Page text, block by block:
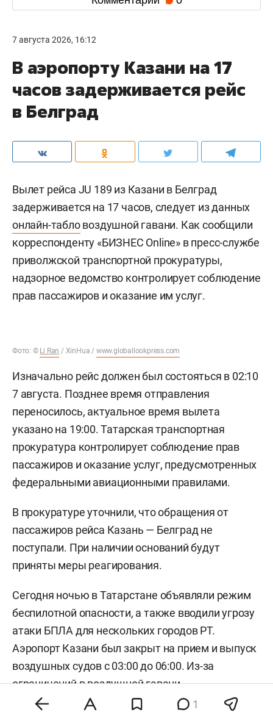
7 августа 2026, 16:12
В аэропорту Казани на 17
часов задерживается рейс
в Белград
Вылет рейса JU 189 из Казани в Белград
задерживается на 17 часов, следует из данных
онлайн-табловоздушной гавани. Как сообщили
корреспонденту «БИЗНЕС Online» в пресс-службе
приволжской транспортной прокуратуры,
надзорное ведомство контролирует соблюдение
прав пассажиров и оказание им услуг.
Фото: © Li Ran / XinHua / www.globallookpress.com
Изначально рейс должен был состояться в 02:10
7 августа. Позднее время отправления
переносилось, актуальное время вылета
указано на 19:00. Татарская транспортная
прокуратура контролирует соблюдение прав
пассажиров и оказание услуг, предусмотренных
федеральными авиационными правилами.
В прокуратуре уточнили, что обращения от
пассажиров рейса Казань — Белград не
поступали. При наличии оснований будут
приняты меры реагирования.
Сегодня ночью в Татарстане объявляли режим
беспилотной опасности, а также вводили угрозу
атаки БПЛА для нескольких городов РТ.
Аэропорт Казани был закрыт на прием и выпуск
воздушных судов с 03:00 до 06:00. Из-за
ограничений в воздушной гавани
задерживалосьбольше 50 рейсов на вылет и
1